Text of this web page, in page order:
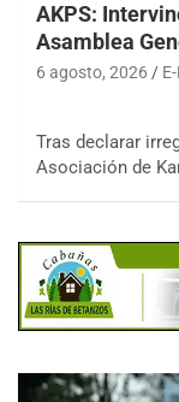
AKPS:
Asamblea
6 agosto, 2026
Tras declarar
Asociación de